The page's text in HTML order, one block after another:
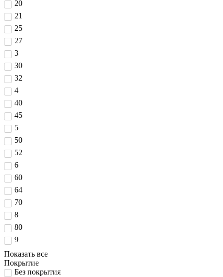
20
21
25
27
3
30
32
4
40
45
5
50
52
6
60
64
70
8
80
9
Показать все
Покрытие
Без покрытия